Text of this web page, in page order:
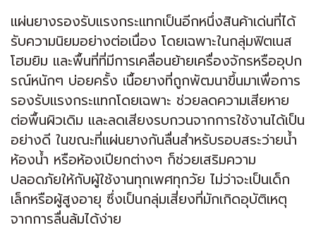
แผ่นยางรองรับแรงกระแทกเป็นอีกหนึ่งสินค้าเด่นที่ได้
รับความนิยมอย่างต่อเนื่อง โดยเฉพาะในกลุ่มฟิตเนส
โฮมยิม และพื้นที่ที่มีการเคลื่อนย้ายเครื่องจักรหรืออุปก
รณ์หนักๆ บ่อยครั้ง เนื้อยางที่ถูกพัฒนาขึ้นมาเพื่อการ
รองรับแรงกระแทกโดยเฉพาะ ช่วยลดความเสียหาย
ต่อพื้นผิวเดิม และลดเสียงรบกวนจากการใช้งานได้เป็น
อย่างดี ในขณะที่แผ่นยางกันลื่นสำหรับรอบสระว่ายน้ำ
ห้องน้ำ หรือห้องเปียกต่างๆ ก็ช่วยเสริมความ
ปลอดภัยให้กับผู้ใช้งานทุกเพศทุกวัย ไม่ว่าจะเป็นเด็ก
เล็กหรือผู้สูงอายุ ซึ่งเป็นกลุ่มเสี่ยงที่มักเกิดอุบัติเหตุ
จากการลื่นล้มได้ง่าย